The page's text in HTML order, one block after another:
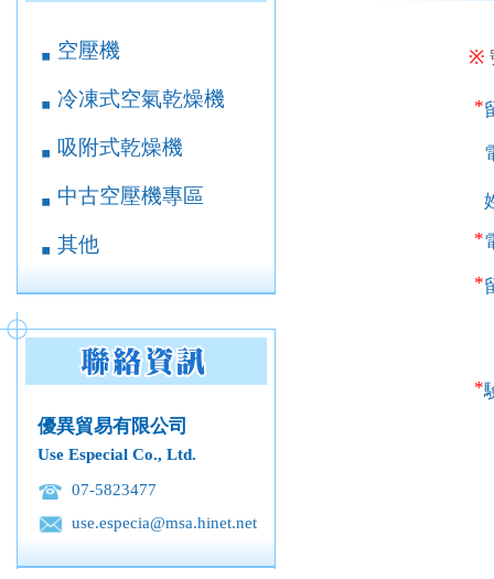
￭ 空壓機
￭ 冷凍式空氣乾燥機
￭ 吸附式乾燥機
￭ 中古空壓機專區
￭ 其他
優異貿易有限公司
Use Especial Co., Ltd.
07-5823477
use.especia@msa.hinet.net
※
*
*
*
*